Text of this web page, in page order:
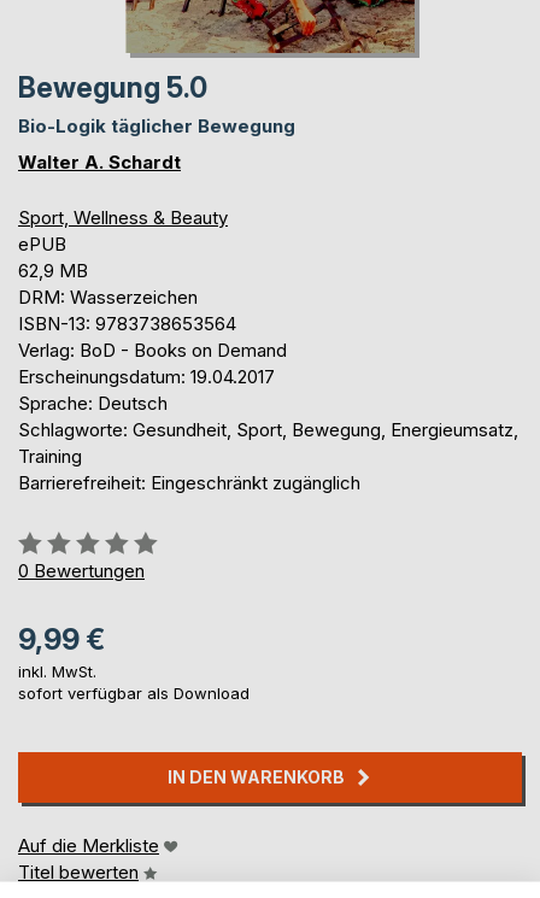
Bewegung 5.0
Bio-Logik täglicher Bewegung
Walter A. Schardt
Sport, Wellness & Beauty
ePUB
62,9 MB
DRM: Wasserzeichen
ISBN-13: 9783738653564
Verlag: BoD - Books on Demand
Erscheinungsdatum: 19.04.2017
Sprache: Deutsch
Schlagworte: Gesundheit, Sport, Bewegung, Energieumsatz,
Training
Barrierefreiheit: Eingeschränkt zugänglich
Bewertung::
0%
0 Bewertungen
9,99 €
inkl. MwSt.
sofort verfügbar als Download
IN DEN WARENKORB
Auf die Merkliste
Titel bewerten